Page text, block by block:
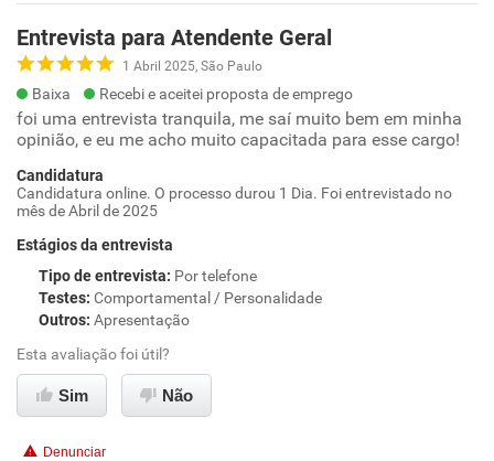
Entrevista para Atendente Geral
1 Abril 2025, São Paulo
Baixa Recebi e aceitei proposta de emprego
foi uma entrevista tranquila, me saí muito bem em minha
opinião, e eu me acho muito capacitada para esse cargo!
Candidatura
Candidatura online. O processo durou 1 Dia. Foi entrevistado no
mês de Abril de 2025
Estágios da entrevista
Tipo de entrevista: Por telefone
Testes: Comportamental / Personalidade
Outros: Apresentação
Esta avaliação foi útil?
Sim Não
Denunciar